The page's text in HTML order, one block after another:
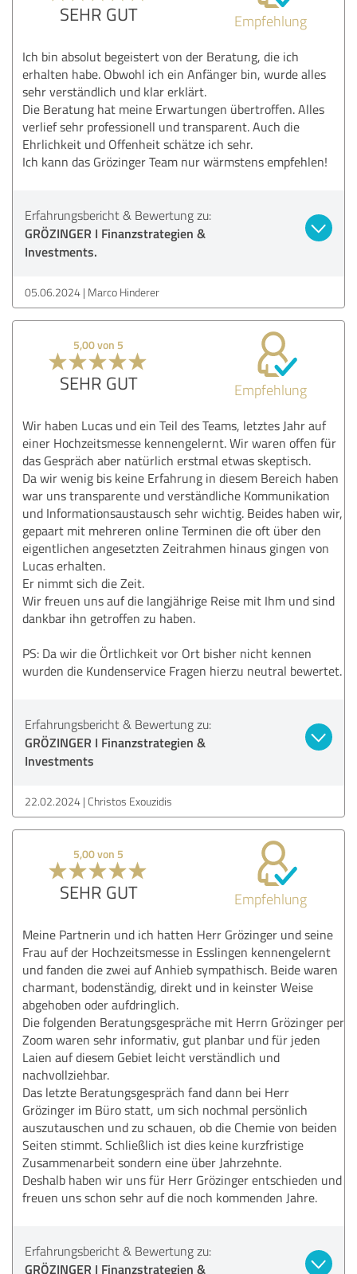
SEHR GUT Empfehlung
Ich bin absolut begeistert von der Beratung, die ich
erhalten habe. Obwohl ich ein Anfänger bin, wurde alles
sehr verständlich und klar erklärt.
Die Beratung hat meine Erwartungen übertroffen. Alles
verlief sehr professionell und transparent. Auch die
Ehrlichkeit und Offenheit schätze ich sehr.
Ich kann das Grözinger Team nur wärmstens empfehlen!
Erfahrungsbericht & Bewertung zu:
GRÖZINGER I Finanzstrategien &
Investments.
05.06.2024 Marco Hinderer
5,00 von 5
SEHR GUT Empfehlung
Wir haben Lucas und ein Teil des Teams, letztes Jahr auf
einer Hochzeitsmesse kennengelernt. Wir waren offen für
das Gespräch aber natürlich erstmal etwas skeptisch.
Da wir wenig bis keine Erfahrung in diesem Bereich haben
war uns transparente und verständliche Kommunikation
und Informationsaustausch sehr wichtig. Beides haben wir,
gepaart mit mehreren online Terminen die oft über den
eigentlichen angesetzten Zeitrahmen hinaus gingen von
Lucas erhalten.
Er nimmt sich die Zeit.
Wir freuen uns auf die langjährige Reise mit Ihm und sind
dankbar ihn getroffen zu haben.
PS: Da wir die Örtlichkeit vor Ort bisher nicht kennen
wurden die Kundenservice Fragen hierzu neutral bewertet.
Erfahrungsbericht & Bewertung zu:
GRÖZINGER I Finanzstrategien &
Investments
22.02.2024 Christos Exouzidis
5,00 von 5
SEHR GUT Empfehlung
Meine Partnerin und ich hatten Herr Grözinger und seine
Frau auf der Hochzeitsmesse in Esslingen kennengelernt
und fanden die zwei auf Anhieb sympathisch. Beide waren
charmant, bodenständig, direkt und in keinster Weise
abgehoben oder aufdringlich.
Die folgenden Beratungsgespräche mit Herrn Grözinger per
Zoom waren sehr informativ, gut planbar und für jeden
Laien auf diesem Gebiet leicht verständlich und
nachvollziehbar.
Das letzte Beratungsgespräch fand dann bei Herr
Grözinger im Büro statt, um sich nochmal persönlich
auszutauschen und zu schauen, ob die Chemie von beiden
Seiten stimmt. Schließlich ist dies keine kurzfristige
Zusammenarbeit sondern eine über Jahrzehnte.
Deshalb haben wir uns für Herr Grözinger entschieden und
freuen uns schon sehr auf die noch kommenden Jahre.
Erfahrungsbericht & Bewertung zu:
GRÖZINGER I Finanzstrategien &